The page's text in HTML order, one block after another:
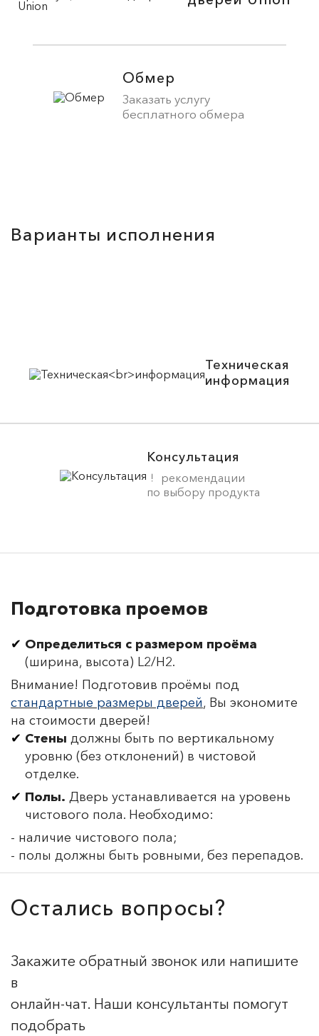
Обмер
Заказать услугу
бесплатного обмера
Варианты исполнения
Техническая
информация
Консультация
рекомендации
по выбору продукта
Подготовка проемов
Определиться с размером проёма
(ширина, высота) L2/H2.
Внимание! Подготовив проёмы под
стандартные размеры дверей, Вы экономите
на стоимости дверей!
Стены должны быть по вертикальному
уровню (без отклонений) в чистовой
отделке.
Полы. Дверь устанавливается на уровень
чистового пола. Необходимо:
- наличие чистового пола;
- полы должны быть ровными, без перепадов.
Остались вопросы?
Закажите обратный звонок или напишите
в
онлайн-чат. Наши консультанты помогут
подобрать